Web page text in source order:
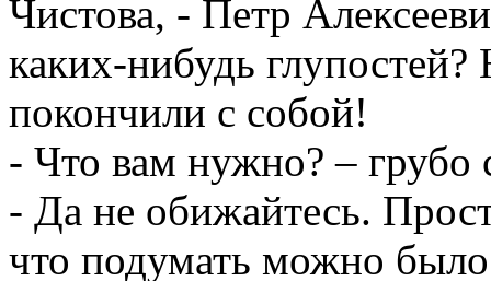
Чистова, - Петр
каких-нибудь
покончили с собой!
- Что вам нужно? – грубо
- Да не обижайтесь.
что подумать можно